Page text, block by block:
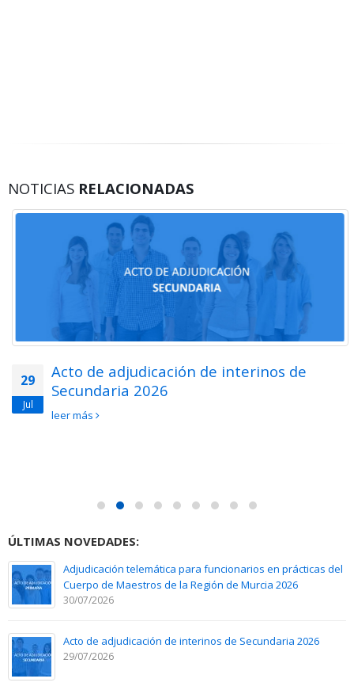
NOTICIAS RELACIONADAS
29
Jul
Acto de adjudicación de interinos de
Secundaria 2026
leer más
ÚLTIMAS NOVEDADES:
Adjudicación telemática para funcionarios en prácticas del
Cuerpo de Maestros de la Región de Murcia 2026
30/07/2026
Acto de adjudicación de interinos de Secundaria 2026
29/07/2026